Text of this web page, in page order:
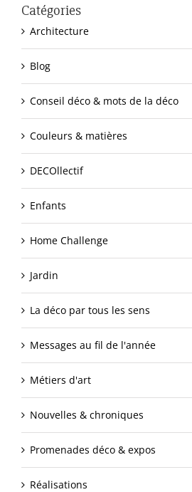
Catégories
Architecture
Blog
Conseil déco & mots de la déco
Couleurs & matières
DECOllectif
Enfants
Home Challenge
Jardin
La déco par tous les sens
Messages au fil de l'année
Métiers d'art
Nouvelles & chroniques
Promenades déco & expos
Réalisations